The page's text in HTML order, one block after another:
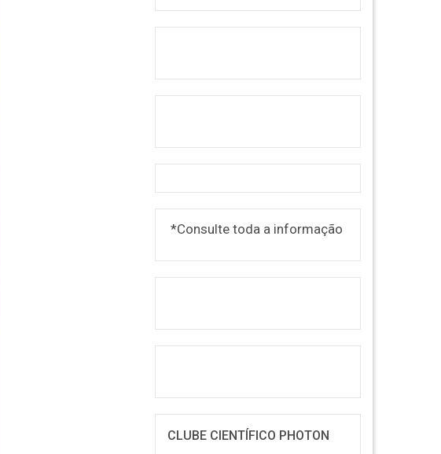
*Consulte toda a informação
CLUBE CIENTÍFICO PHOTON